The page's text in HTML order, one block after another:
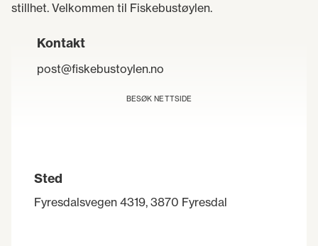
stillhet. Velkommen til Fiskebustøylen.
Kontakt
post@fiskebustoylen.no
BESØK NETTSIDE
Sted
Fyresdalsvegen 4319, 3870 Fyresdal